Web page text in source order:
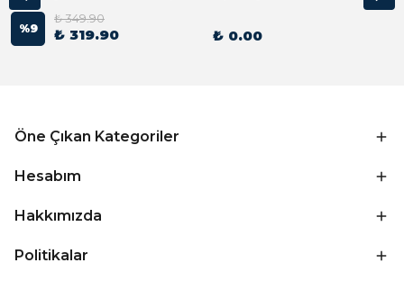
%9
₺ 349.90
₺ 319.90 ₺ 0.00
Öne Çıkan Kategoriler
Hesabım
Hakkımızda
Politikalar